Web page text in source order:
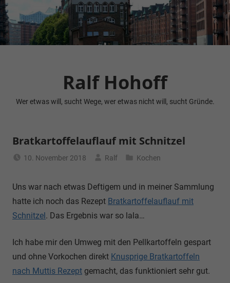
Zum
Inhalt
springen
Ralf Hohoff
Wer etwas will, sucht Wege, wer etwas nicht will, sucht Gründe.
Bratkartoffelauflauf mit Schnitzel
10. November 2018 Ralf Kochen
Uns war nach etwas Deftigem und in meiner Sammlung
hatte ich noch das Rezept Bratkartoffelauflauf mit
Schnitzel. Das Ergebnis war so lala…
Ich habe mir den Umweg mit den Pellkartoffeln gespart
und ohne Vorkochen direkt Knusprige Bratkartoffeln
nach Muttis Rezept gemacht, das funktioniert sehr gut.